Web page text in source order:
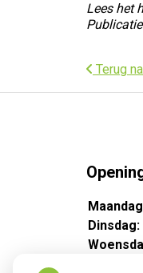
Lees het
Terug
Dinsdag: